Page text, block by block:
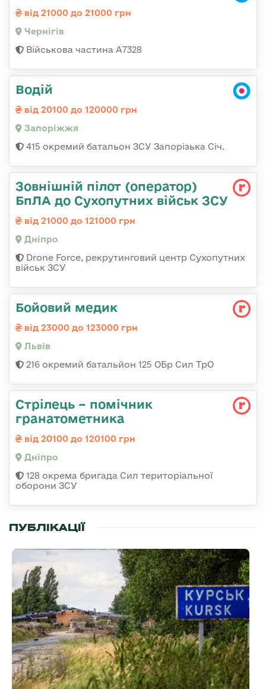
від 21000 до 21000 грн
Чернігів
Військова частина А7328
Водій
від 20100 до 120000 грн
Запоріжжя
415 окремий батальон ЗСУ Запорізька Січ.
Зовнішній пілот (оператор)
БпЛА до Сухопутних військ ЗСУ
від 21000 до 121000 грн
Дніпро
Drone Force, рекрутинговий центр Сухопутних
військ ЗСУ
Бойовий медик
від 23000 до 123000 грн
Львів
216 окремий батальйон 125 ОБр Сил ТрО
Стрілець – помічник
гранатометника
від 20100 до 120100 грн
Дніпро
128 окрема бригада Сил територіальної
оборони ЗСУ
ПУБЛІКАЦІЇ